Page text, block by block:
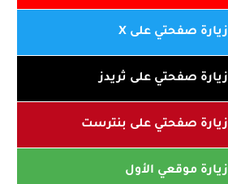
زيارة صفحتي على X
زيارة صفحتي على ثريدز
زيارة صفحتي على بنترست
زيارة موقعي الأول